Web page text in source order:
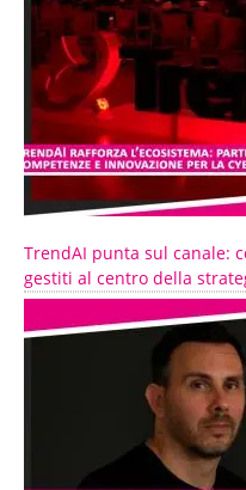
TrendAI punta sul canale:
gestiti al centro della